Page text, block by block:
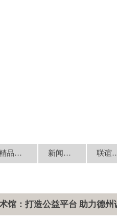
精品回放 新闻动态 联谊
：打造公益平台 助力德州